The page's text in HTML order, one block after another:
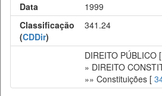
Data
1999
Classificação
(CDDir)
341.24
DIREITO PÚBLICO [
» DIREITO
»» Constituições [